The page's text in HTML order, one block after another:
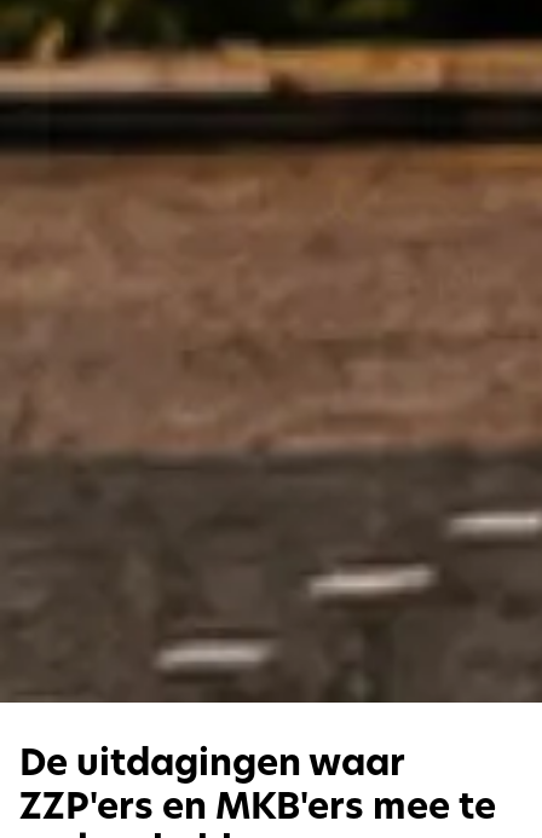
De uitdagingen waar
ZZP'ers en MKB'ers mee te